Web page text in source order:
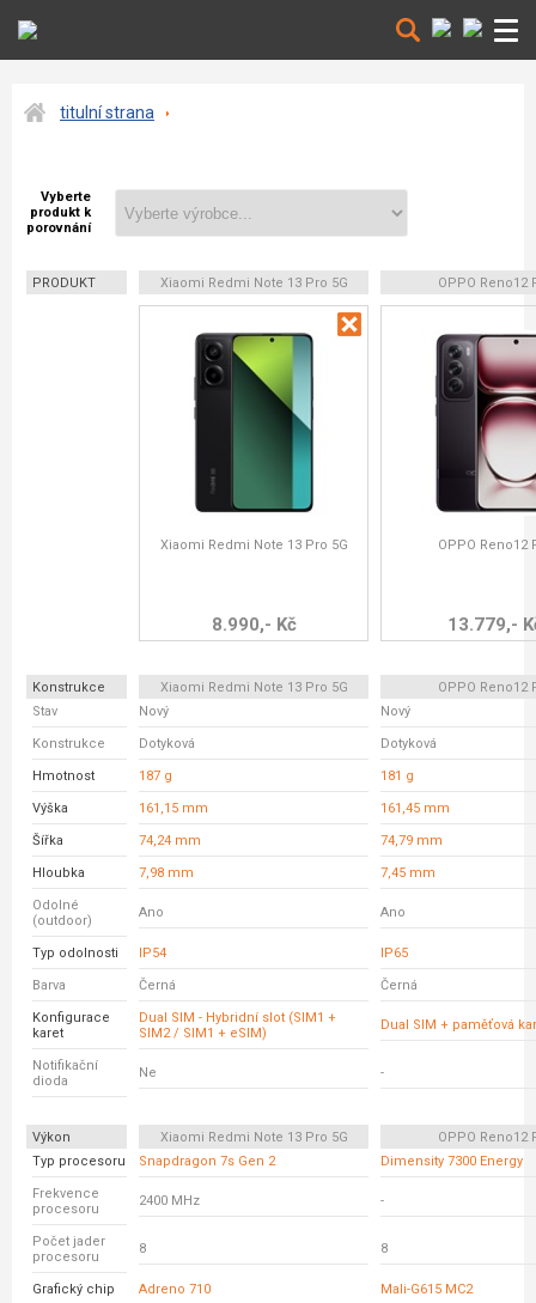
titulní strana
Vyberte
produkt k
porovnání
PRODUKT Xiaomi Redmi Note 13 Pro 5G OPPO Reno12
Xiaomi Redmi Note 13 Pro 5G
8.990,- Kč
OPPO Reno12
13.779,-
Konstrukce Xiaomi Redmi Note 13 Pro 5G
OPPO Reno12
Stav
Nový Nový
Konstrukce Dotyková Dotyková
Hmotnost 187 g 181 g
Výška 161,15 mm 161,45 mm
Šířka 74,24 mm 74,79 mm
Hloubka 7,98 mm 7,45 mm
Odolné
(outdoor)
Ano Ano
Typ odolnosti IP54 IP65
Barva Černá Černá
Konfigurace
karet
Dual SIM - Hybridní slot (SIM1 +
SIM2 / SIM1 + eSIM)
Dual SIM + paměťová
Notifikační
dioda
Ne -
Výkon Xiaomi Redmi Note 13 Pro 5G
OPPO Reno12
Typ procesoru
Snapdragon 7s Gen 2 Dimensity 7300 Energy
Frekvence
procesoru
2400 MHz -
Počet jader
procesoru
8 8
Grafický chip Adreno 710 Mali-G615 MC2